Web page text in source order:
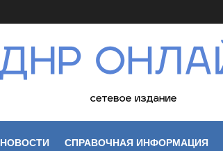
НОВОСТИ СПРАВОЧНАЯ ИНФОРМАЦИЯ